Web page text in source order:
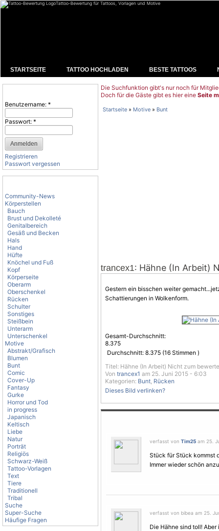
Tattoo-Bewertung für Tattoos, Vorlagen und Motive
STARTSEITE TATTOO HOCHLADEN BESTE TATTOOS
Benutzername: *
Passwort: *
Registrieren
Passwort vergessen
Community-News
Körperstellen
Bauch
Brust und Dekolleté
Genitalbereich
Gesäß und Becken
Hals
Hand
Hüfte
Knöchel und Fuß
Kopf
Körperseite
Oberarm
Oberschenkel
Rücken
Schulter
Sonstiges
Steißbein
Unterarm
Unterschenkel
Motive
Abstrakt/Grafisch
Blumen
Bunt
Comic
Cover-Up
Fantasy
Gurke
Horror und Tod
in progress
Japanisch
Keltisch
Liebe
Natur
Porträt
Religiös
Schwarz-Weiß
Tattoo-Vorlagen
Text
Tiere
Traditionell
Tribal
Suche
Super-Suche
Häufige Fragen
Die Suchfunktion gibt's nur noch für
Doch für die Gäste gibt es hier eine Seite
Startseite » Motive » Bunt
trancex1: Hähne (In Arbeit)
Gestern ein bisschen weiter
Schattierungen in Wolkenform.
Gesamt-Durchschnitt:
8.375
Durchschnitt: 8.375 (16 Stimmen )
Titel: Hähne (In Arbeit) Nicht zum
Von trancex1 am 25. Juni 2015 - 6:03
Kategorien: Bunt, Rücken
Dieses Bild verlinken?
verfasst von Tim25 am 25.
Stück für Stück kommst
Immer wieder schön
verfasst von bibea am 25.
Die Hähne sind toll!